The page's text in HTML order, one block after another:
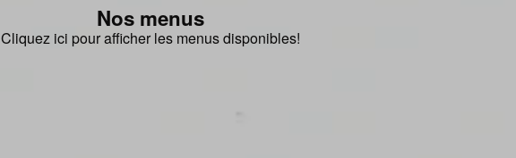
Nos menus
Cliquez ici pour afficher les menus disponibles!